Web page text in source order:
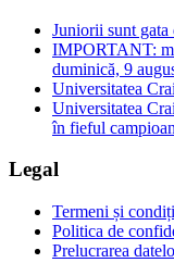
Juniorii sunt gata
IMPORTANT:
duminică, 9
Universitatea
Universitatea
în fieful
Legal
Termeni și
Politica de
Prelucrarea